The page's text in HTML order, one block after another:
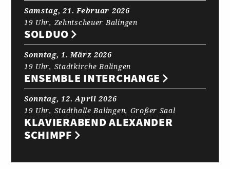
Samstag, 21. Februar 2026
19 Uhr, Zehntscheuer Balingen
SOLDUO
Sonntag, 1. März 2026
19 Uhr, Stadtkirche Balingen
ENSEMBLE INTERCHANGE
Sonntag, 12. April 2026
19 Uhr, Stadthalle Balingen, Großer Saal
KLAVIERABEND ALEXANDER
SCHIMPF